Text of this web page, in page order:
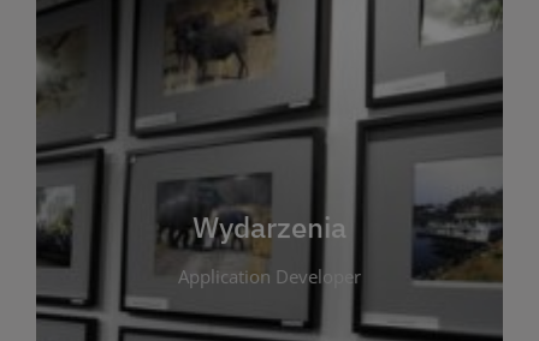
Wydarzenia
Application Developer
Wydarzenia
W tej zakładce publikujemy informacje o
wszystkich wydarzeniach organizowanych przez
bibliotekę. Znajdziesz tu zapowiedzi spotkań
autorskich, warsztatów, prelekcji i zajęć
tematycznych dla różnych grup wiekowych. Każde
wydarzenie ma na celu promowanie kultury
czytelniczej oraz integrację społeczności lokalnej.
Dzięki kalendarzowi wydarzeń możesz łatwo